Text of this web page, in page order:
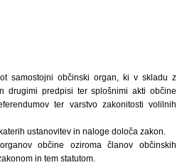
samostojni občinski organ, ki v skladu z
drugimi predpisi ter splošnimi akti občine
ter varstvo zakonitosti volilnih
ustanovitev in naloge določa zakon.
občine oziroma članov občinskih
in tem statutom.